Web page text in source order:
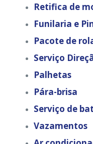
Retifica de
Funilaria e
Pacote de
Serviço
Palhetas
Pára-brisa
Serviço de
Vazamentos